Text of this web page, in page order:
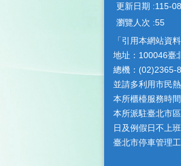
更新日期
115-
瀏覽人次 55
「引用本網站資
地址：100046臺
總機：(02)2365-
並請多利用市民
本所櫃檯服務時
本所派駐臺北市
日及例假日不上
臺北市停車管理